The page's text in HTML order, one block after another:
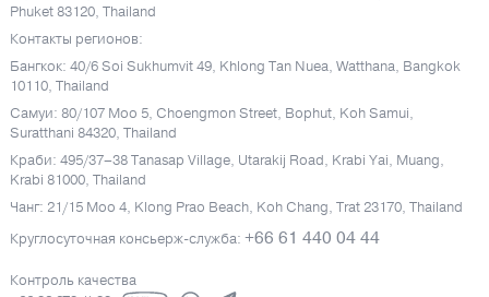
Phuket 83120, Thailand
Контакты регионов:
Бангкок: 40/6 Soi Sukhumvit 49, Khlong Tan Nuea, Watthana, Bangkok
10110, Thailand
Самуи: 80/107 Moo 5, Choengmon Street, Bophut, Koh Samui,
Suratthani 84320, Thailand
Краби: 495/37–38 Tanasap Village, Utarakij Road, Krabi Yai, Muang,
Krabi 81000, Thailand
Чанг: 21/15 Moo 4, Klong Prao Beach, Koh Chang, Trat 23170, Thailand
Круглосуточная консьерж-служба: +66 61 440 04 44
Контроль качества